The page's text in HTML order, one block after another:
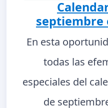
septiembre
En esta
todas las
especiales del
de